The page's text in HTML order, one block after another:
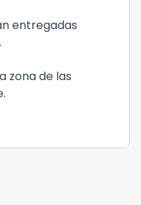
entregadas
zona de las